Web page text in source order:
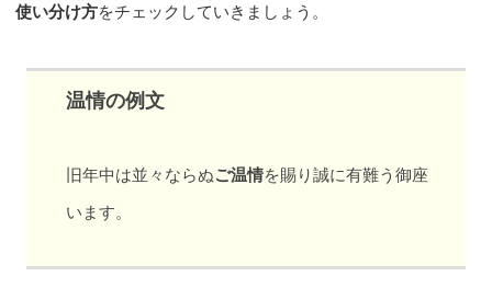
使い分け方をチェックしていきましょう。
温情の例文
旧年中は並々ならぬご温情を賜り誠に有難う御座
います。